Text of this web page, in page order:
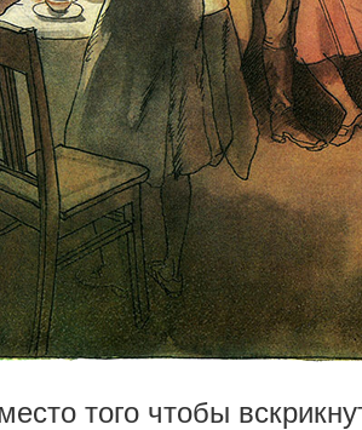
того чтобы